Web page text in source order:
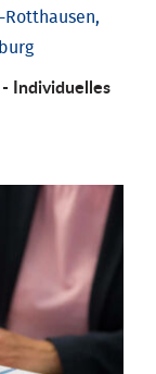
Rotthausen,
Individu­elles